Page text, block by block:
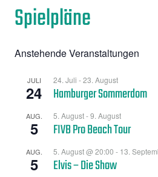
Spielpläne
Anstehende Veranstaltungen
JULI
24
24. Juli -23. August
Hamburger Sommerdom
AUG.
5
5. August-9. August
FIVB Pro Beach Tour
AUG.
5
5. August @ 20:00 - 13.
Elvis – Die Show